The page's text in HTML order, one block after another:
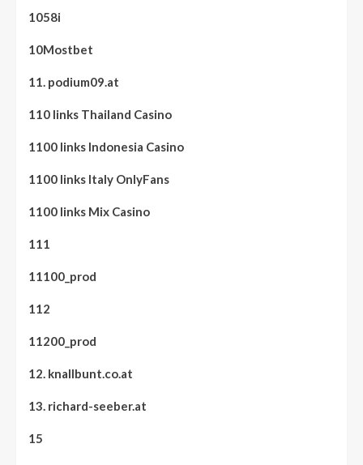
1058i
10Mostbet
11. podium09.at
110 links Thailand Casino
1100 links Indonesia Casino
1100 links Italy OnlyFans
1100 links Mix Casino
111
11100_prod
112
11200_prod
12. knallbunt.co.at
13. richard-seeber.at
15